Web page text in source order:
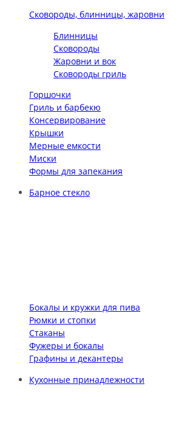
Сковороды, блинницы, жаровни
Блинницы
Сковороды
Жаровни и вок
Сковороды гриль
Горшочки
Гриль и барбекю
Консервирование
Крышки
Мерные емкости
Миски
Формы для запекания
Барное стекло
Бокалы и кружки для пива
Рюмки и стопки
Стаканы
Фужеры и бокалы
Графины и декантеры
Кухонные принадлежности